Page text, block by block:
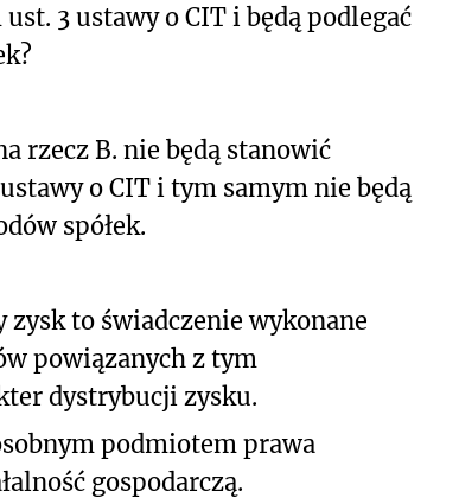
3 ustawy o CIT i będą podlegać
rzecz B. nie będą stanowić
o CIT i tym samym nie będą
spółek.
to świadczenie wykonane
powiązanych z tym
dystrybucji zysku.
podmiotem prawa
gospodarczą.